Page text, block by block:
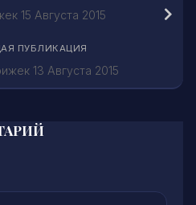
15 Августа 2015
ПУБЛИКАЦИЯ
13 Августа 2015